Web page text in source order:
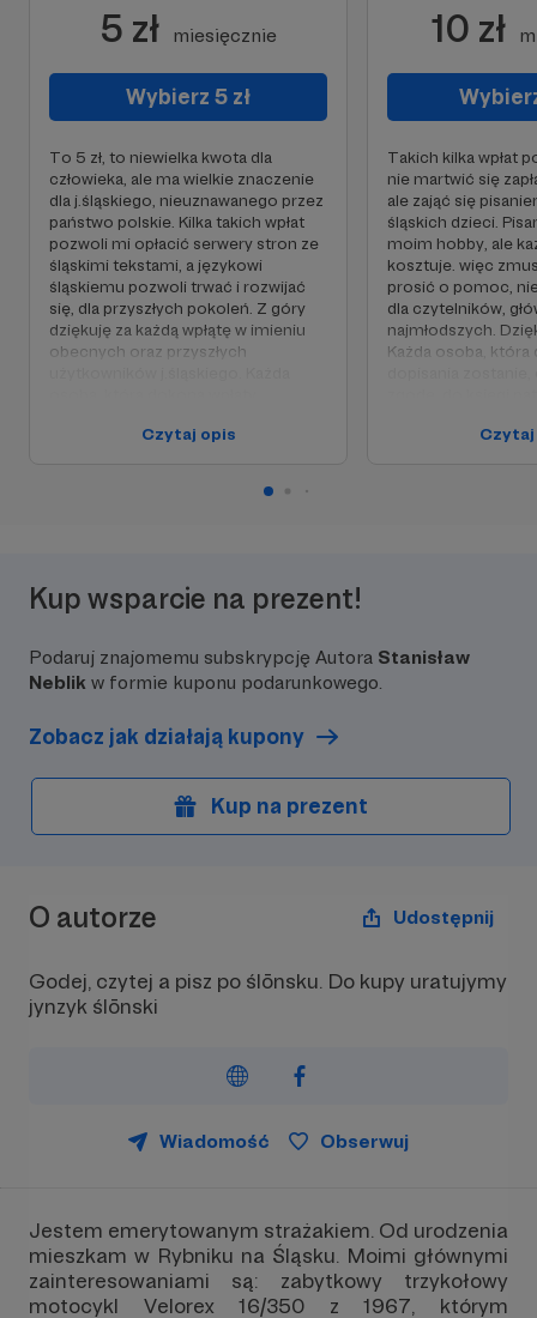
5 zł miesięcznie
Wybierz 5 zł
To 5 zł, to niewielka kwota dla
człowieka, ale ma wielkie znaczenie
dla j.śląskiego, nieuznawanego przez
państwo polskie. Kilka takich wpłat
pozwoli mi opłacić serwery stron ze
śląskimi tekstami, a językowi
śląskiemu pozwoli trwać i rozwijać
się, dla przyszłych pokoleń. Z góry
dziękuję za każdą wpłątę w imieniu
obecnych oraz przyszłych
patronów, o ile wyrazi na to zgodę,
widniała będzie w wykazie patronów
Czytaj opis
10 zł
Takich kilka wpłat
nie martwić się
ale zająć się
śląskich dzieci.
moim hobby, ale
kosztuje. więc
prosić o pomoc,
dla czytelników,
najmłodszych.
Każda osoba, która
umieszczona
Kup wsparcie na prezent!
Podaruj znajomemu subskrypcję Autora Stanisław
Neblik w formie kuponu podarunkowego.
Zobacz jak działają kupony
Kup na prezent
O autorze Udostępnij
Godej, czytej a pisz po ślōnsku. Do kupy uratujymy
jynzyk ślōnski
Wiadomość Obserwuj
Jestem emerytowanym strażakiem. Od urodzenia
mieszkam w Rybniku na Śląsku. Moimi głównymi
zainteresowaniami są: zabytkowy trzykołowy
motocykl Velorex 16/350 z 1967, którym